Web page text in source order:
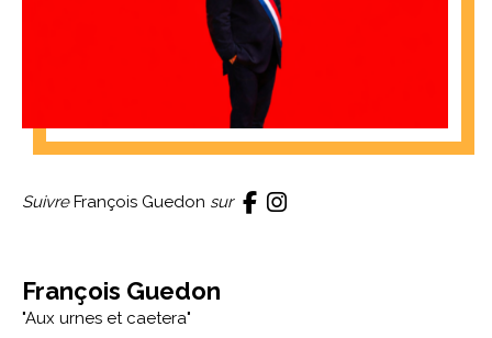
SuivreFrançois Guedon sur
François Guedon
"Aux urnes et caetera"